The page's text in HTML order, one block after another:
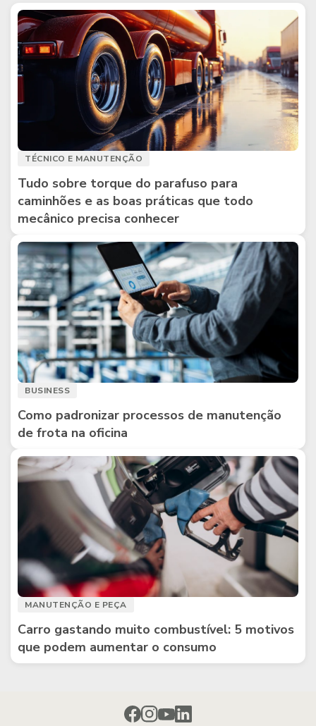
TÉCNICO E MANUTENÇÃO
Tudo sobre torque do parafuso para
caminhões e as boas práticas que todo
mecânico precisa conhecer
BUSINESS
Como padronizar processos de manutenção
de frota na oficina
MANUTENÇÃO E PEÇA
Carro gastando muito combustível: 5 motivos
que podem aumentar o consumo